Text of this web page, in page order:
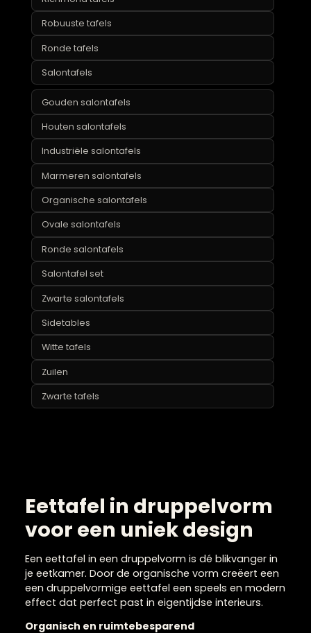
Marmeren tafels
Ovale tafels
Rechthoekige tafels
Richmond tafels
Robuuste tafels
Ronde tafels
Salontafels
Gouden salontafels
Industriële salontafels
Marmeren salontafels
Organische salontafels
Ovale salontafels
Ronde salontafels
Salontafel set
Zuilen